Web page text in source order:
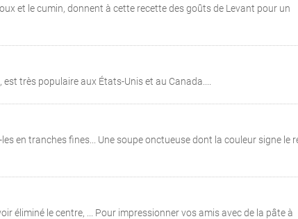
et le cumin, donnent à cette recette des goûts de Levant pour un
très populaire aux États-Unis et au Canada....
en tranches fines... Une soupe onctueuse dont la couleur signe le
éliminé le centre, ... Pour impressionner vos amis avec de la pâte à